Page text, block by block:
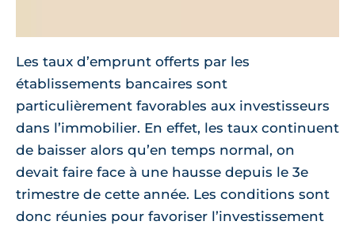
Les taux d’emprunt offerts par les
établissements bancaires sont
particulièrement favorables aux investisseurs
dans l’immobilier. En effet, les taux continuent
de baisser alors qu’en temps normal, on
devait faire face à une hausse depuis le 3e
trimestre de cette année. Les conditions sont
donc réunies pour favoriser l’investissement